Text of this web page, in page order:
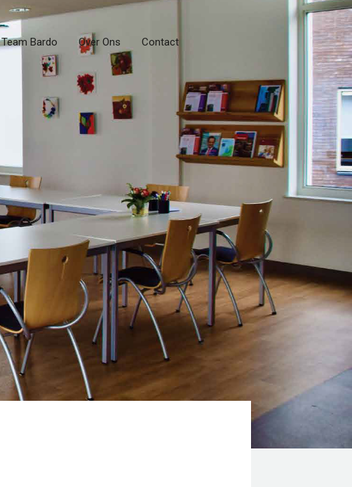
Team Bardo Over Ons Contact